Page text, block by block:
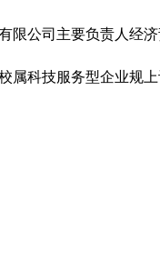
限公司主要负责人经
属科技服务型企业规